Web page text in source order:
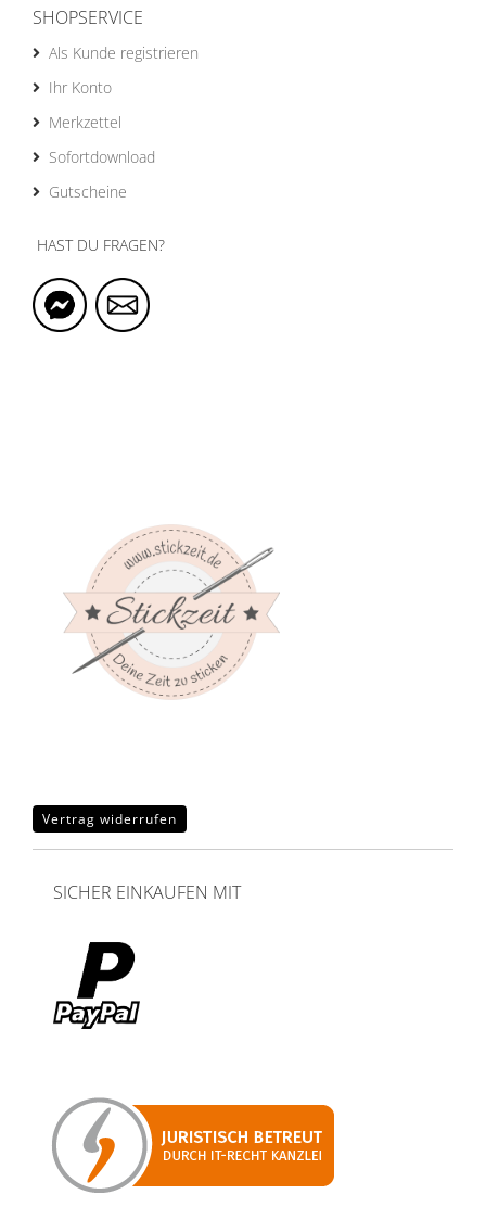
SHOPSERVICE
Als Kunde registrieren
Ihr Konto
Merkzettel
Sofortdownload
Gutscheine
HAST DU FRAGEN?
Vertrag widerrufen
SICHER EINKAUFEN MIT